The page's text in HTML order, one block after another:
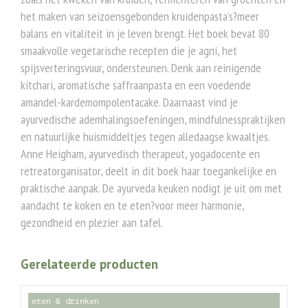
het maken van seizoensgebonden kruidenpasta’s?meer
balans en vitaliteit in je leven brengt. Het boek bevat 80
smaakvolle vegetarische recepten die je agni, het
spijsverteringsvuur, ondersteunen. Denk aan reinigende
kitchari, aromatische saffraanpasta en een voedende
amandel-kardemompolentacake. Daarnaast vind je
ayurvedische ademhalingsoefeningen, mindfulnesspraktijken
en natuurlijke huismiddeltjes tegen alledaagse kwaaltjes.
Anne Heigham, ayurvedisch therapeut, yogadocente en
retreatorganisator, deelt in dit boek haar toegankelijke en
praktische aanpak. De ayurveda keuken nodigt je uit om met
aandacht te koken en te eten?voor meer harmonie,
gezondheid en plezier aan tafel.
Gerelateerde producten
eten & drinken